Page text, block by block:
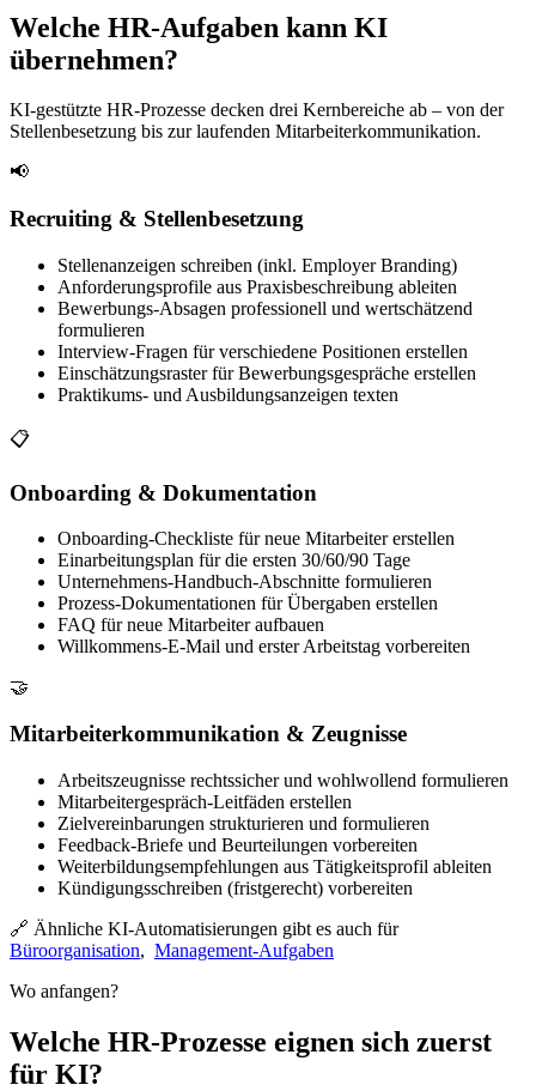
Welche HR-Aufgaben kann KI
übernehmen?
KI-gestützte HR-Prozesse decken drei Kernbereiche ab – von der
Stellenbesetzung bis zur laufenden Mitarbeiterkommunikation.
📢
Recruiting & Stellenbesetzung
Stellenanzeigen schreiben (inkl. Employer Branding)
Anforderungsprofile aus Praxisbeschreibung ableiten
Bewerbungs-Absagen professionell und wertschätzend
formulieren
Interview-Fragen für verschiedene Positionen erstellen
Einschätzungsraster für Bewerbungsgespräche erstellen
Praktikums- und Ausbildungsanzeigen texten
📋
Onboarding & Dokumentation
Onboarding-Checkliste für neue Mitarbeiter erstellen
Einarbeitungsplan für die ersten 30/60/90 Tage
Unternehmens-Handbuch-Abschnitte formulieren
Prozess-Dokumentationen für Übergaben erstellen
FAQ für neue Mitarbeiter aufbauen
Willkommens-E-Mail und erster Arbeitstag vorbereiten
🤝
Mitarbeiterkommunikation & Zeugnisse
Arbeitszeugnisse rechtssicher und wohlwollend formulieren
Mitarbeitergespräch-Leitfäden erstellen
Zielvereinbarungen strukturieren und formulieren
Feedback-Briefe und Beurteilungen vorbereiten
Weiterbildungsempfehlungen aus Tätigkeitsprofil ableiten
Kündigungsschreiben (fristgerecht) vorbereiten
🔗 Ähnliche KI-Automatisierungen gibt es auch für
Büroorganisation, Management-Aufgaben
Wo anfangen?
Welche HR-Prozesse eignen sich zuerst
für KI?